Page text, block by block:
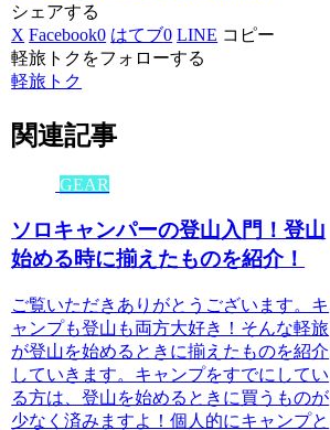
シェアする
X Facebook0 はてブ0 LINE コピー
軽旅トクをフォローする
軽旅トク
関連記事
GEAR
ソロキャンパーの登山入門！登山
始める時に揃えたものを紹介！
ご覧いただきありがとうございます。キ
ャンプも登山も両方大好き！そんな軽旅
が登山を始めるときに揃えたものを紹介
していきます。キャンプをすでにしてい
る方は、登山を始めるときに買うものが
少なく済みますよ！個人的にキャンプと